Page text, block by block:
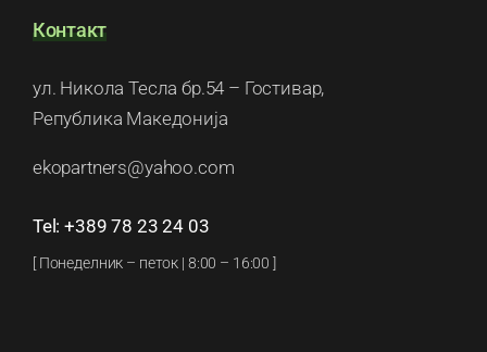
Контакт
ул. Никола Тесла бр.54 – Гостивар,
Република Македонија
ekopartners@yahoo.com
Tel: +389 78 23 24 03
[ Понеделник – петок | 8:00 – 16:00 ]